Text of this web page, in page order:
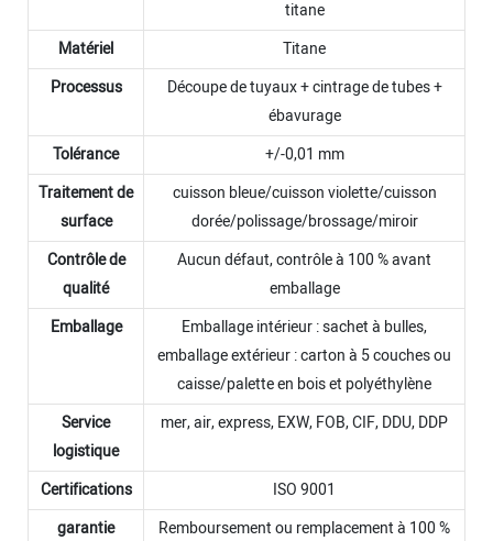
titane
Matériel
Titane
Processus
Découpe de tuyaux + cintrage de tubes +
ébavurage
Tolérance
+/-0,01 mm
Traitement de
surface
cuisson bleue/cuisson violette/cuisson
dorée/polissage/brossage/miroir
Contrôle de
qualité
Aucun défaut, contrôle à 100 % avant
emballage
Emballage
Emballage intérieur : sachet à bulles,
emballage extérieur : carton à 5 couches ou
caisse/palette en bois et polyéthylène
Service
logistique
mer, air, express, EXW, FOB, CIF, DDU, DDP
Certifications
ISO 9001
garantie
Remboursement ou remplacement à 100 %